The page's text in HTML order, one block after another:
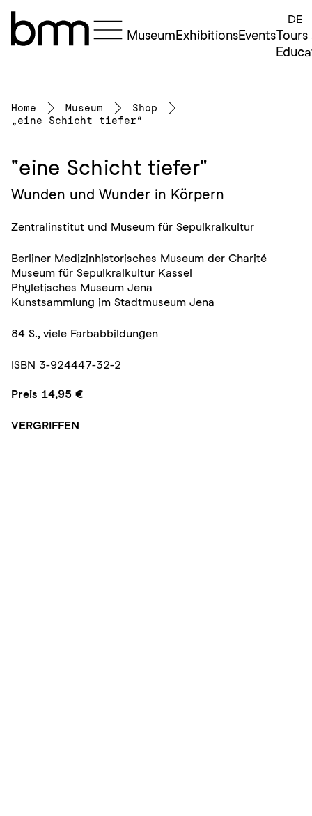
MuseumExhibitionsEventsTours
DE
Home Museum
Shop
„eine Schicht tiefer“
"eine Schicht tiefer"
Wunden und Wunder in Körpern
Zentralinstitut und Museum für Sepulkralkultur
Berliner Medizinhistorisches Museum der Charité
Museum für Sepulkralkultur Kassel
Phyletisches Museum Jena
Kunstsammlung im Stadtmuseum Jena
84 S., viele Farbabbildungen
ISBN 3-924447-32-2
Preis 14,95 €
VERGRIFFEN